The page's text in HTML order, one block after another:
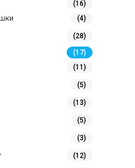
(16)
(4)
(28)
(17)
(11)
(5)
(13)
(5)
(3)
(12)